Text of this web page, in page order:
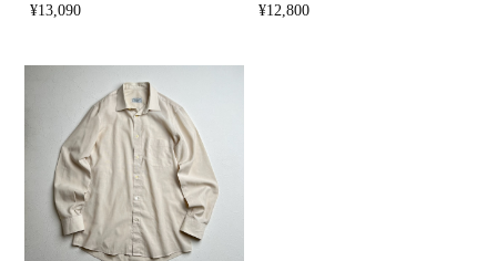
¥13,090 ¥12,800